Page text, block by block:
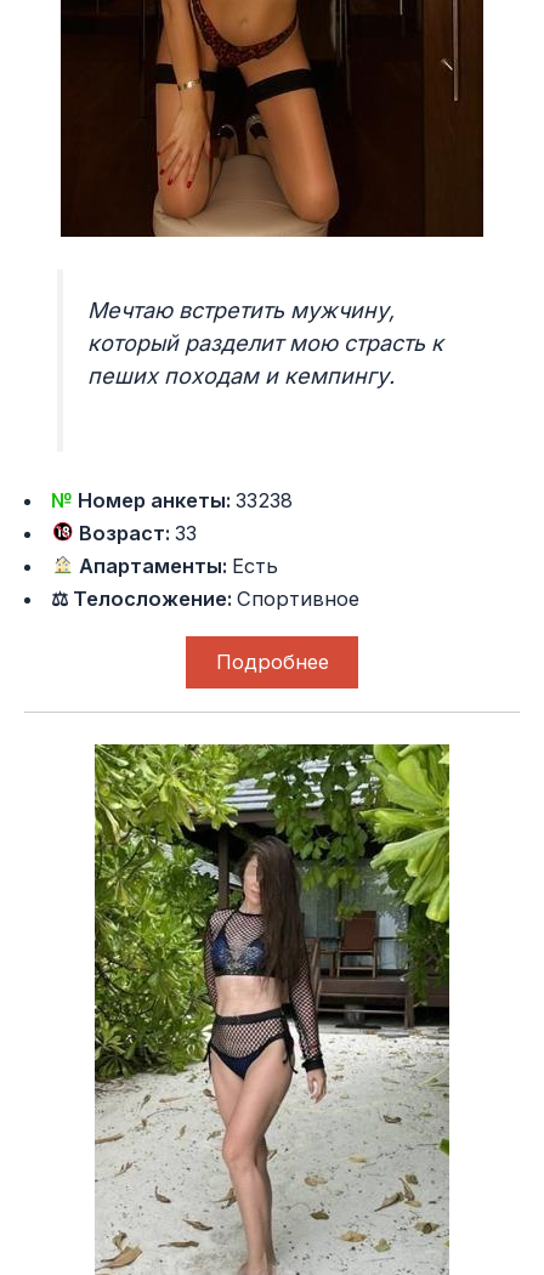
Мечтаю встретить мужчину,
который разделит мою страсть к
пеших походам и кемпингу.
№ Номер анкеты:33238
Возраст:33
Апартаменты: Есть
⚖ Телосложение:Спортивное
Подробнее